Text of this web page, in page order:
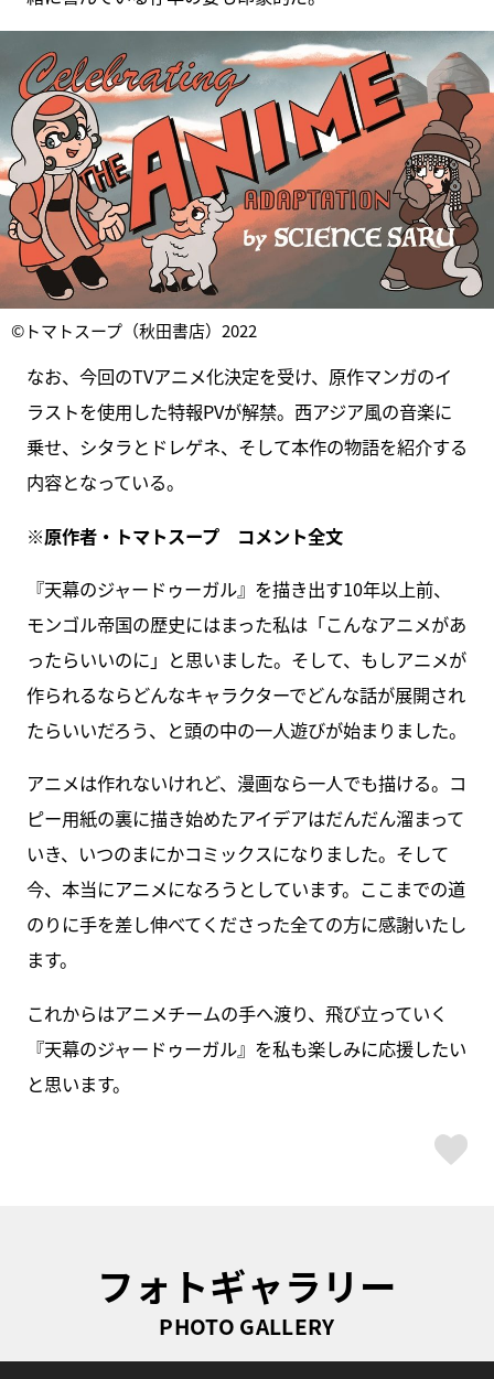
©トマトスープ（秋田書店）2022
なお、今回のTVアニメ化決定を受け、原作マンガのイ
ラストを使用した特報PVが解禁。西アジア風の音楽に
乗せ、シタラとドレゲネ、そして本作の物語を紹介する
内容となっている。
※原作者・トマトスープ コメント全文
『天幕のジャードゥーガル』を描き出す10年以上前、
モンゴル帝国の歴史にはまった私は「こんなアニメがあ
ったらいいのに」と思いました。そして、もしアニメが
作られるならどんなキャラクターでどんな話が展開され
たらいいだろう、と頭の中の一人遊びが始まりました。
アニメは作れないけれど、漫画なら一人でも描ける。コ
ピー用紙の裏に描き始めたアイデアはだんだん溜まって
いき、いつのまにかコミックスになりました。そして
今、本当にアニメになろうとしています。ここまでの道
のりに手を差し伸べてくださった全ての方に感謝いたし
ます。
これからはアニメチームの手へ渡り、飛び立っていく
『天幕のジャードゥーガル』を私も楽しみに応援したい
と思います。
フォトギャラリー
PHOTO GALLERY